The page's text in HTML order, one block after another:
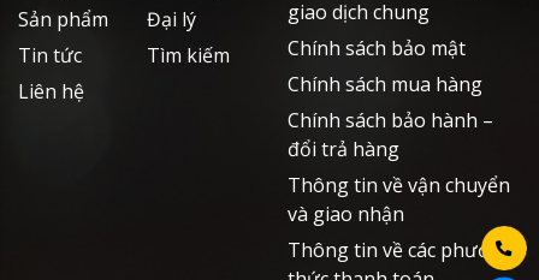
Sản phẩm
Đại lý
Tin tức
Tìm kiếm
Liên hệ
giao dịch chung
Chính sách bảo mật
Chính sách mua hàng
Chính sách bảo hành –
đổi trả hàng
Thông tin về vận chuyển
và giao nhận
Thông tin về các phương